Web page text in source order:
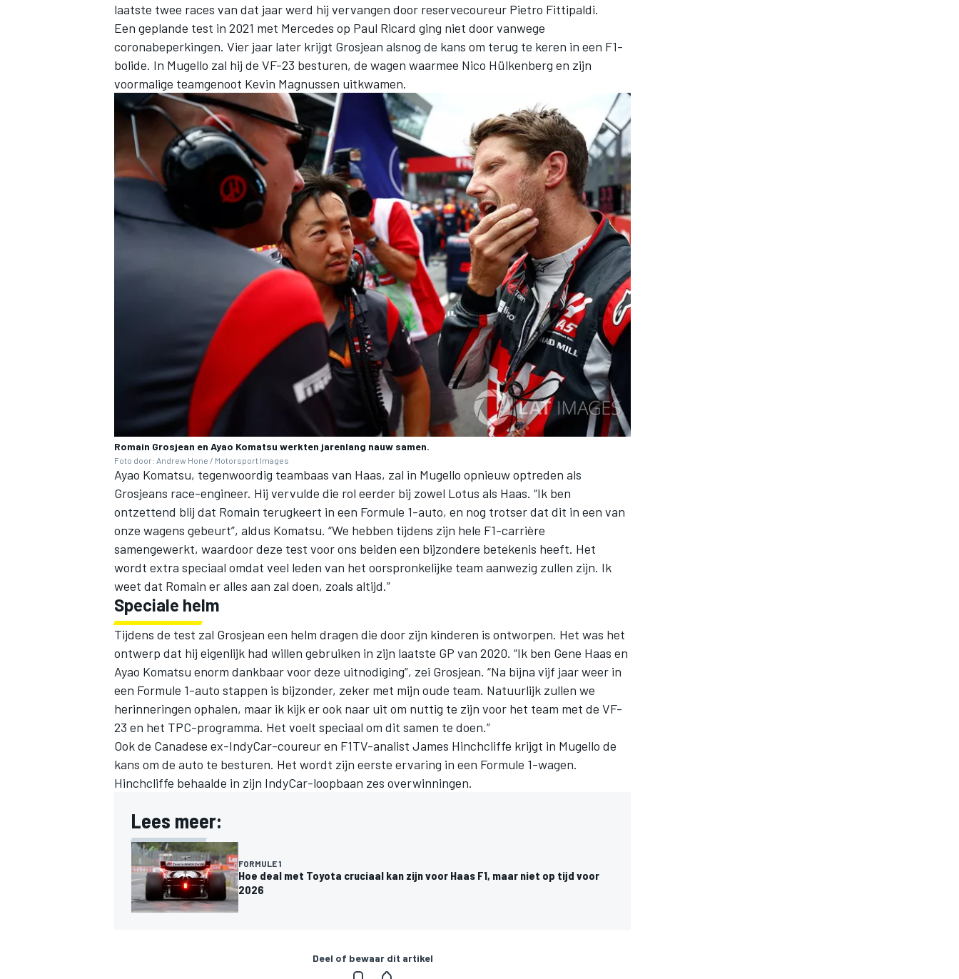
laatste twee races van dat jaar werd hij vervangen door reservecoureur Pietro Fittipaldi.
Een geplande test in 2021 met Mercedes op Paul Ricard ging niet door vanwege
coronabeperkingen. Vier jaar later krijgt Grosjean alsnog de kans om terug te keren in een F1-
bolide. In Mugello zal hij de VF-23 besturen, de wagen waarmee Nico Hülkenberg en zijn
voormalige teamgenoot Kevin Magnussen uitkwamen.
Romain Grosjean en Ayao Komatsu werkten jarenlang nauw samen.
Foto door: Andrew Hone / Motorsport Images
Ayao Komatsu, tegenwoordig teambaas van Haas, zal in Mugello opnieuw optreden als
Grosjeans race-engineer. Hij vervulde die rol eerder bij zowel Lotus als Haas. “Ik ben
ontzettend blij dat Romain terugkeert in een Formule 1-auto, en nog trotser dat dit in een van
onze wagens gebeurt”, aldus Komatsu. “We hebben tijdens zijn hele F1-carrière
samengewerkt, waardoor deze test voor ons beiden een bijzondere betekenis heeft. Het
wordt extra speciaal omdat veel leden van het oorspronkelijke team aanwezig zullen zijn. Ik
weet dat Romain er alles aan zal doen, zoals altijd.”
Speciale helm
Tijdens de test zal Grosjean een helm dragen die door zijn kinderen is ontworpen. Het was het
ontwerp dat hij eigenlijk had willen gebruiken in zijn laatste GP van 2020. “Ik ben Gene Haas en
Ayao Komatsu enorm dankbaar voor deze uitnodiging”, zei Grosjean. “Na bijna vijf jaar weer in
een Formule 1-auto stappen is bijzonder, zeker met mijn oude team. Natuurlijk zullen we
herinneringen ophalen, maar ik kijk er ook naar uit om nuttig te zijn voor het team met de VF-
23 en het TPC-programma. Het voelt speciaal om dit samen te doen.”
Ook de Canadese ex-IndyCar-coureur en F1TV-analist James Hinchcliffe krijgt in Mugello de
kans om de auto te besturen. Het wordt zijn eerste ervaring in een Formule 1-wagen.
Hinchcliffe behaalde in zijn IndyCar-loopbaan zes overwinningen.
Lees meer:
FORMULE 1
Hoe deal met Toyota cruciaal kan zijn voor Haas F1, maar niet op tijd voor
2026
Deel of bewaar dit artikel